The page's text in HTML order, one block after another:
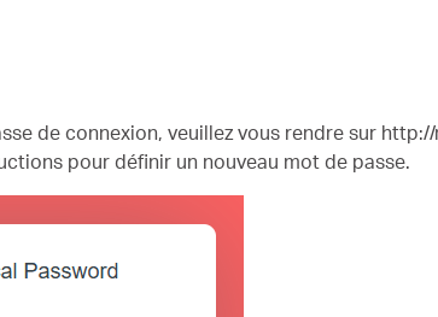
de connexion, veuillez vous rendre sur
pour définir un nouveau mot de passe.